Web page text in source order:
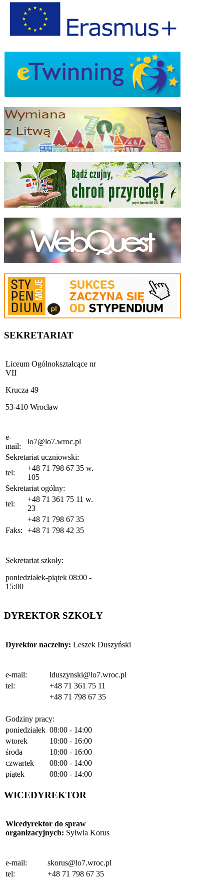
SEKRETARIAT
Liceum Ogólnokształcące nr
VII
Krucza 49
53-410 Wrocław
e-
mail:
lo7@lo7.wroc.pl
Sekretariat uczniowski:
tel:
+48 71 798 67 35 w.
105
Sekretariat ogólny:
tel:
+48 71 361 75 11 w.
23
+48 71 798 67 35
Faks:
+48 71 798 42 35
Sekretariat szkoły:
poniedziałek-piątek 08:00 -
15:00
DYREKTOR SZKOŁY
Dyrektor naczelny: Leszek Duszyński
e-mail:
lduszynski@lo7.wroc.pl
tel:
+48 71 361 75 11
+48 71 798 67 35
Godziny pracy:
poniedziałek 08:00 - 14:00
wtorek
10:00 - 16:00
środa
10:00 - 16:00
czwartek
08:00 - 14:00
piątek
08:00 - 14:00
WICEDYREKTOR
Wicedyrektor do spraw
organizacyjnych: Sylwia Korus
e-mail:
skorus@lo7.wroc.pl
tel:
+48 71 798 67 35